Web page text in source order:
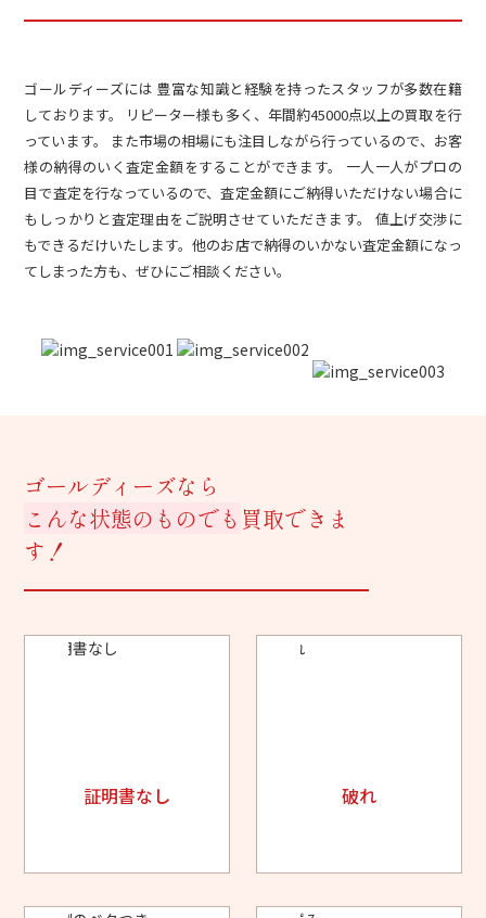
ゴールディーズには 豊富な知識と経験を持ったスタッフが多数在籍
しております。 リピーター様も多く、年間約45000点以上の買取を行
っています。 また市場の相場にも注目しながら行っているので、お客
様の納得のいく査定金額をすることができます。 一人一人がプロの
目で査定を行なっているので、査定金額にご納得いただけない場合に
もしっかりと査定理由をご説明させていただきます。 値上げ交渉に
もできるだけいたします。他のお店で納得のいかない査定金額になっ
てしまった方も、ぜひにご相談ください。
ゴールディーズなら
こんな状態のものでも 買取できま
す！
証明書なし 破れ